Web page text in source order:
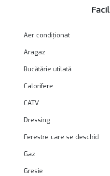
Aer condiționat
Aragaz
Bucătărie utilată
Calorifere
CATV
Dressing
Ferestre care se deschid
Gaz
Gresie